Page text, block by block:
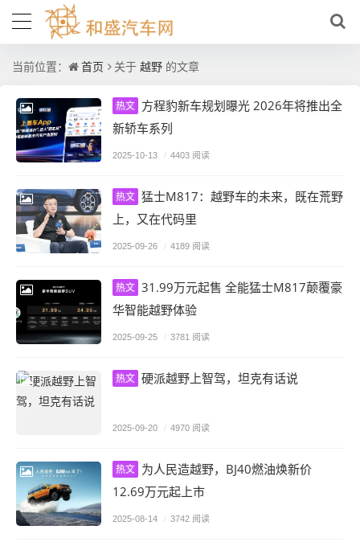
当前位置： 首页 关于 越野 的文章
热文 方程豹新车规划曝光 2026年将推出全
新轿车系列
2025-10-13 / 4403 阅读
热文 猛士M817：越野车的未来，既在荒野
上，又在代码里
2025-09-26 / 4189 阅读
热文 31.99万元起售 全能猛士M817颠覆豪
华智能越野体验
2025-09-25 / 3781 阅读
热文 硬派越野上智驾，坦克有话说
2025-09-20 / 4970 阅读
热文 为人民造越野，BJ40燃油焕新价
12.69万元起上市
2025-08-14 / 3742 阅读